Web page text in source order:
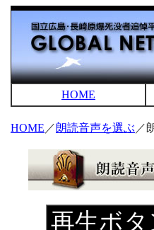
HOME
HOME ／朗読音声を選ぶ ／
再生ボ